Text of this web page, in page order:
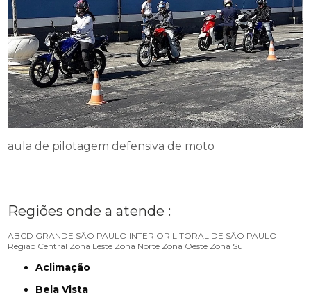
aula de pilotagem defensiva de moto
Regiões onde a atende :
ABCD GRANDE SÃO PAULO INTERIOR LITORAL DE SÃO PAULO
Região Central Zona Leste Zona Norte Zona Oeste Zona Sul
Aclimação
Bela Vista